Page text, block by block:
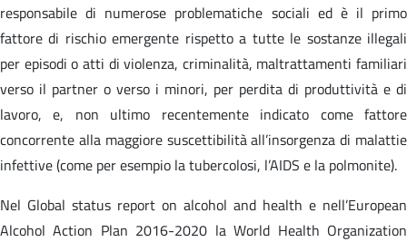
responsabile di numerose problematiche sociali ed è il primo
fattore di rischio emergente rispetto a tutte le sostanze illegali
per episodi o atti di violenza, criminalità, maltrattamenti familiari
verso il partner o verso i minori, per perdita di produttività e di
lavoro, e, non ultimo recentemente indicato come fattore
concorrente alla maggiore suscettibilità all’insorgenza di malattie
infettive (come per esempio la tubercolosi, l’AIDS e la polmonite).
Nel Global status report on alcohol and health e nell’European
Alcohol Action Plan 2016-2020 la World Health Organization